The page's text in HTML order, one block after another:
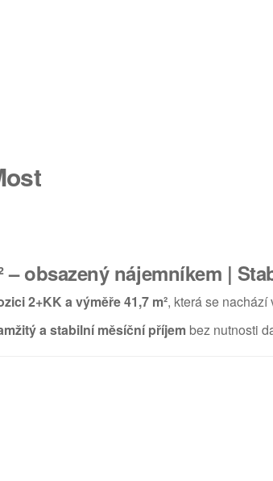
obsazený nájemníkem |
2+KK a výměře 41,7 m², která se nachází
a stabilní měsíční příjem bez nutnosti